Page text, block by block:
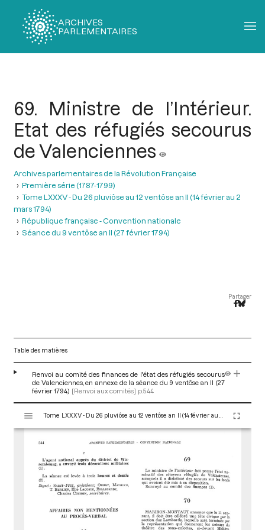
ARCHIVES
PARLEMENTAIRES
69. Ministre de l’Intérieur.
Etat des réfugiés secourus
de Valenciennes
Archives parlementaires de la Révolution Française
Première série (1787-1799)
Tome LXXXV - Du 26 pluviôse au 12 ventôse an II (14 février au 2
mars 1794)
République française - Convention nationale
Séance du 9 ventôse an II (27 février 1794)
Partager
Table des matières
Renvoi au comité des finances de l'état des réfugiés secourus
de Valenciennes, en annexe de la séance du 9 ventôse an II (27
février 1794) [Renvoi aux comités] p.544
s